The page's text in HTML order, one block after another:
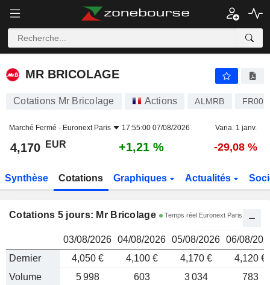
MR BRICOLAGE 4,170
MR BRICOLAGE
Cotations Mr Bricolage Actions ALMRB
Marché Fermé - Euronext Paris 17:55:00 07/08/2026 Varia. 1 janv.
4,170 EUR +1,21 % -29,08 %
Synthèse Cotations Graphiques Actualités
Cotations 5 jours: Mr Bricolage Temps réel Euronext Paris
03/08/2026 04/08/2026 05/08/2026 06/08/
Dernier
4,050 € 4,100 € 4,170 €
4,120 €
Volume
5 998 603 3 034
783